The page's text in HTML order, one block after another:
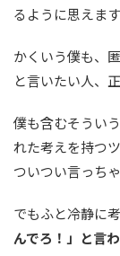
るように思えます
かくいう僕も、
と言いたい人、
僕も含むそうい
れた考えを持つ
ついつい言っち
でもふと冷静に
んでろ！」と言